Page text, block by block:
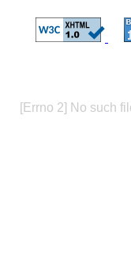
[Errno 2] No such